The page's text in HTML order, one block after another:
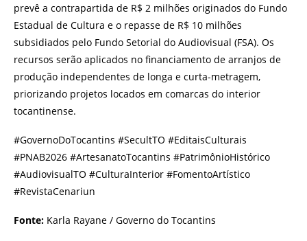
prevê a contrapartida de R$ 2 milhões originados do Fundo
Estadual de Cultura e o repasse de R$ 10 milhões
subsidiados pelo Fundo Setorial do Audiovisual (FSA). Os
recursos serão aplicados no financiamento de arranjos de
produção independentes de longa e curta-metragem,
priorizando projetos locados em comarcas do interior
tocantinense.
#GovernoDoTocantins #SecultTO #EditaisCulturais
#PNAB2026 #ArtesanatoTocantins #PatrimônioHistórico
#AudiovisualTO #CulturaInterior #FomentoArtístico
#RevistaCenariun
Fonte: Karla Rayane / Governo do Tocantins